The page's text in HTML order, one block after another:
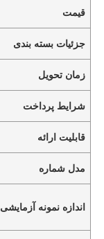
قیمت
جزئیات بسته بندی
زمان تحویل
شرایط پرداخت
قابلیت ارائه
مدل شماره
اندازه نمونه آزمایشی